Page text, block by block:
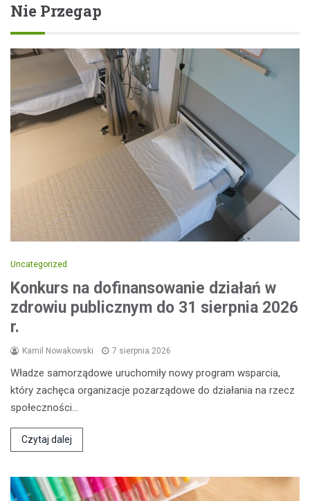
Nie Przegap
Uncategorized
Konkurs na dofinansowanie działań w
zdrowiu publicznym do 31 sierpnia 2026
r.
Kamil Nowakowski 7 sierpnia 2026
Władze samorządowe uruchomiły nowy program wsparcia,
który zachęca organizacje pozarządowe do działania na rzecz
społeczności…
Czytaj dalej